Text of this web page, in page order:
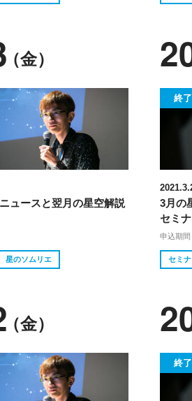
（金）
ュースと翌月の星空解説
星のソムリエ
終
3月の
セミ
申込期間
セミ
（金）
終